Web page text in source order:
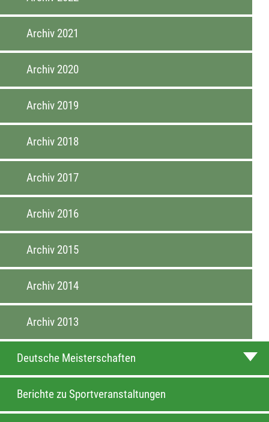
Archiv 2021
Archiv 2020
Archiv 2019
Archiv 2018
Archiv 2017
Archiv 2016
Archiv 2015
Archiv 2014
Archiv 2013
Deutsche Meisterschaften
Berichte zu Sportveranstaltungen